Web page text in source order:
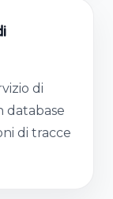
di
database
di tracce